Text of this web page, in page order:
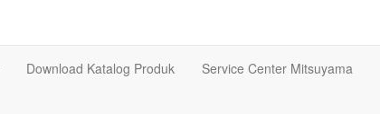
Download Katalog Produk Service Center Mitsuyama